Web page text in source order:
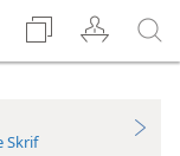
Skrif